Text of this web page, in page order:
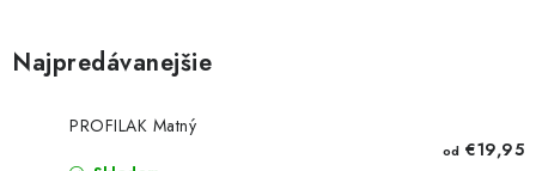
AUTO-MOTO
AKCIA
Najpredávanejšie
PROFILAK Matný
od €19,95